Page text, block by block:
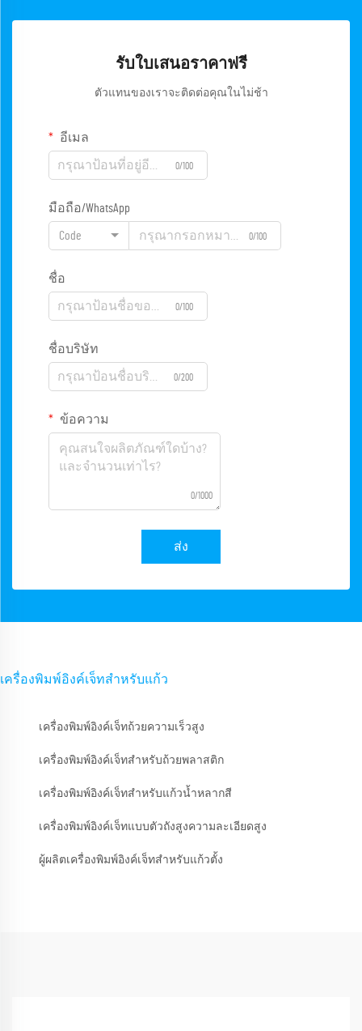
รับใบเสนอราคาฟรี
ตัวแทนของเราจะติดต่อคุณในไม่ช้า
อีเมล
0/100
มือถือ/WhatsApp
Code 0/100
ชื่อ
0/100
ชื่อบริษัท
0/200
ข้อความ
0/1000
ส่ง
เครื่องพิมพ์อิงค์เจ็ทสำหรับแก้ว
เครื่องพิมพ์อิงค์เจ็ทถ้วยความเร็วสูง
เครื่องพิมพ์อิงค์เจ็ทสำหรับถ้วยพลาสติก
เครื่องพิมพ์อิงค์เจ็ทสำหรับแก้วน้ำหลากสี
เครื่องพิมพ์อิงค์เจ็ทแบบตัวถังสูงความละเอียดสูง
ผู้ผลิตเครื่องพิมพ์อิงค์เจ็ทสำหรับแก้วตั้ง